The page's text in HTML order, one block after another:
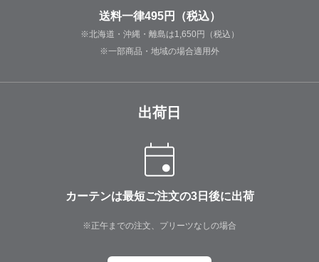
送料一律495円（税込）
※北海道・沖縄・離島は1,650円（税込）
※一部商品・地域の場合適用外
出荷日
カーテンは最短ご注文の3日後に出荷
※正午までの注文、プリーツなしの場合